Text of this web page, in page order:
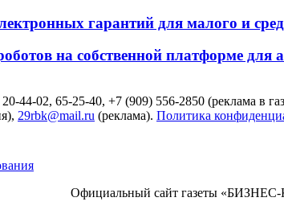
гарантий для малого и
на собственной платформе для
44-02, 65-25-40, +7 (909) 556-2850 (реклама в
29rbk@mail.ru (реклама). Политика
Официальный сайт газеты